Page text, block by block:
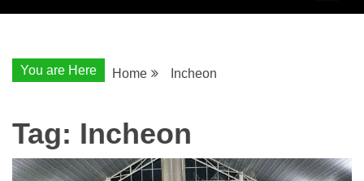
You are Here Home Incheon
Tag: Incheon